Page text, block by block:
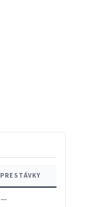
PRESTÁVKY
—